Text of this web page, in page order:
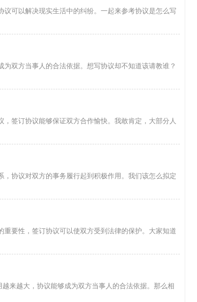
可以解决现实生活中的纠纷。一起来参考协议是怎么写
双方当事人的合法依据。想写协议却不知道该请教谁？
签订协议能够保证双方合作愉快。我敢肯定，大部分人
协议对双方的事务履行起到积极作用。我们该怎么拟定
要性，签订协议可以使双方受到法律的保护。大家知道
来越大，协议能够成为双方当事人的合法依据。那么相